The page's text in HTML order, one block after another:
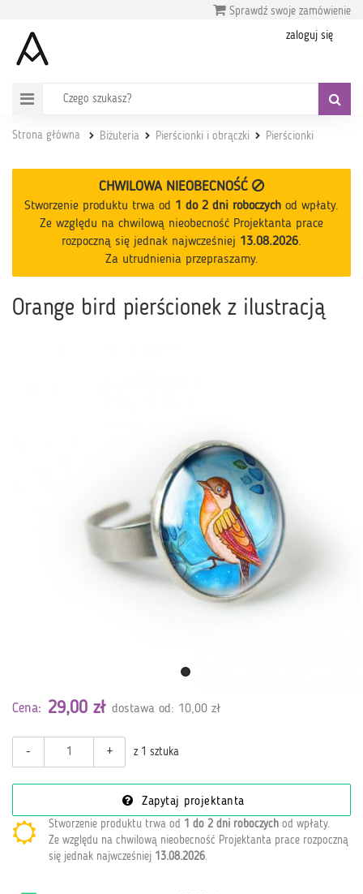
Sprawdź swoje zamówienie
zaloguj się
Strona główna Biżuteria Pierścionki i obrączki Pierścionki
CHWILOWA NIEOBECNOŚĆ
Stworzenie produktu trwa od 1 do 2 dni roboczych od wpłaty.
Ze względu na chwilową nieobecność Projektanta prace
rozpoczną się jednak najwcześniej 13.08.2026.
Za utrudnienia przepraszamy.
Orange bird pierścionek z ilustracją
Cena: 29,00 zł dostawa od: 10,00 zł
- + z 1 sztuka
Zapytaj projektanta
Stworzenie produktu trwa od 1 do 2 dni roboczych od wpłaty.
Ze względu na chwilową nieobecność Projektanta prace rozpoczną
się jednak najwcześniej 13.08.2026.